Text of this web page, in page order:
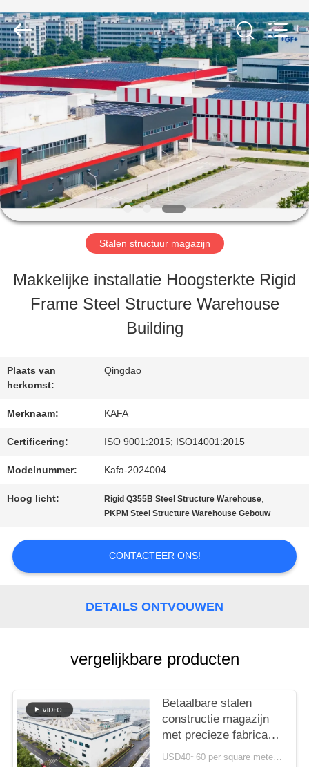
HUIS
PRODUCTEN
VIDEO'S
VR
SHOW
ONS
FABRIEKSTOUR
KWALITEITSCONTROLE
CONTACT
MET
NIEUWS
GEVALLEN
Qingdao
KaFa
Fabrication
Co.,
Ltd..
All
Rights
Reserved.
Stalen structuur magazijn
Makkelijke installatie Hoogsterkte Rigid
Frame Steel Structure Warehouse
Building
Plaats van
herkomst:
Qingdao
Merknaam: KAFA
Certificering: ISO 9001:2015; ISO14001:2015
Modelnummer: Kafa-2024004
Hoog licht: Rigid Q355B Steel Structure Warehouse,
PKPM Steel Structure Warehouse Gebouw
CONTACTEER ONS!
DETAILS ONTVOUWEN
vergelijkbare producten
Betaalbare stalen
constructie magazijn
met precieze fabricage
en one-stop
USD40~60 per square meter MOQ:1000 sqm